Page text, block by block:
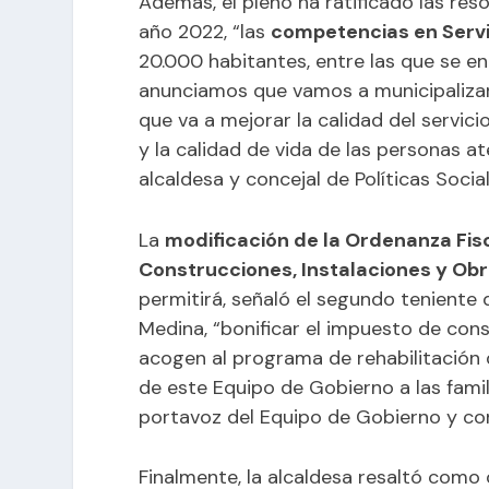
año 2022, “las competencias en
20.000 habitantes, entre las que se
anunciamos que vamos a
que va a mejorar la calidad del
y la calidad de vida de las personas
alcaldesa y concejal de Políticas
La modificación de la Ordenanza
Construcciones, Instalaciones y
permitirá, señaló el segundo teniente
Medina, “bonificar el impuesto de
acogen al programa de rehabilitación
de este Equipo de Gobierno a las
portavoz del Equipo de Gobierno y
Finalmente, la alcaldesa resaltó